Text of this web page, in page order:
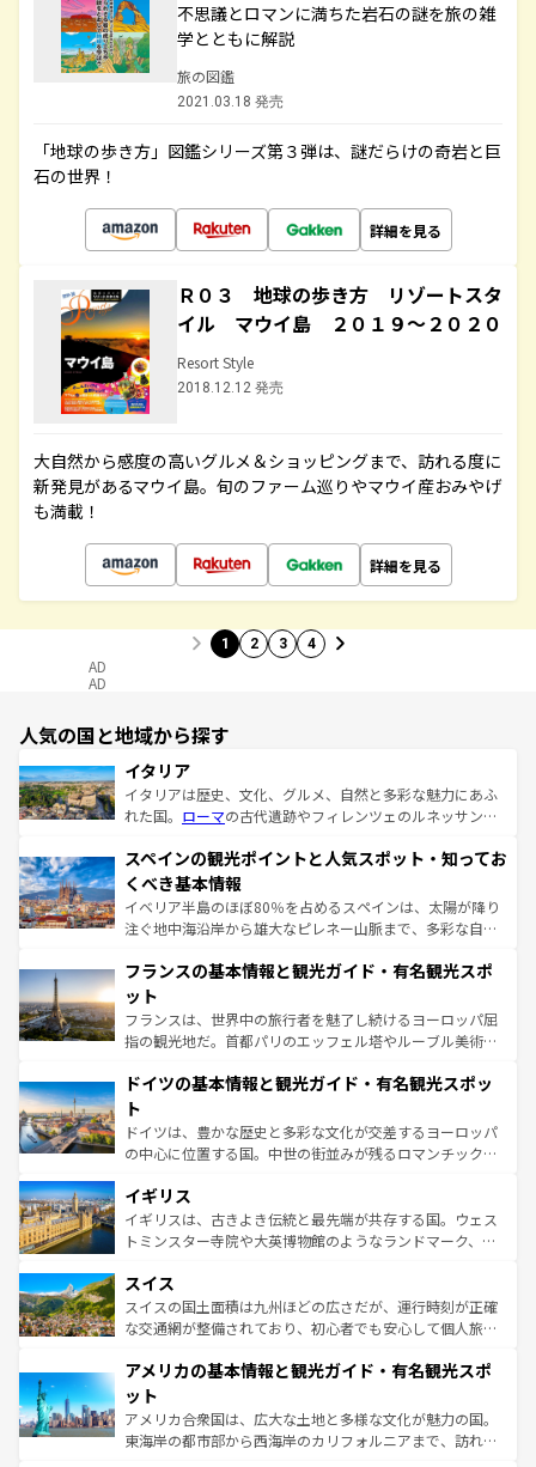
不思議とロマンに満ちた岩石の謎を旅の雑
学とともに解説
旅の図鑑
2021.03.18 発売
「地球の歩き方」図鑑シリーズ第３弾は、謎だらけの奇岩と巨
石の世界！
詳細を見る
Ｒ０３ 地球の歩き方 リゾートスタ
イル マウイ島 ２０１９～２０２０
Resort Style
2018.12.12 発売
大自然から感度の高いグルメ＆ショッピングまで、訪れる度に
新発見があるマウイ島。旬のファーム巡りやマウイ産おみやげ
も満載！
詳細を見る
1 2 3 4
AD
AD
人気の国と地域から探す
イタリア
イタリアは歴史、文化、グルメ、自然と多彩な魅力にあふ
れた国。 ローマの古代遺跡やフィレンツェのルネッサンス
ろん、トスカーナの美しい田園風景やアマルフィ海岸の絶
景など、自然景観も見逃せない。観光の合間には、本場の
ピザやパスタなど、絶品のイタリア料理を堪能することも
できる。朝目覚めてから夜眠るまで、すべての瞬間を楽し
なお、新着のイタリア情報はコンテンツ一覧を参照してほ
しい。
スペインの観光ポイントと人気スポット・知ってお
くべき基本情報
イベリア半島のほぼ80％を占めるスペインは、太陽が降り
注ぐ地中海沿岸から雄大なピレネー山脈まで、多彩な自然
文化が根付くこの国では、情熱的なフラメンコ、熱気あふ
れる闘牛、そして美味しいタパスが生活の一部となってい
る。首都マドリードの洗練された雰囲気や、バルセロナの
アートに溢れた街角から、地方では古代ローマ遺跡や中世
せる。地方によって風土や気候が異なるスペインはその個
ンテンツ一覧 を参照してほしい。
フランスの基本情報と観光ガイド・有名観光スポ
ット
フランスは、世界中の旅行者を魅了し続けるヨーロッパ屈
指の観光地だ。首都パリのエッフェル塔やルーブル美術館
で、幅広い魅力が詰まっている。華麗な宮殿、歴史的な大
聖堂、美しいビーチ、そして豊かな自然が、訪れる者を心
から魅了する。また、フランスは美食の国としても知ら
れ、フランス料理はユネスコ無形文化遺産にも登録されて
香り高いラベンダー畑など、多彩な楽しみ方が可能だ。さ
らに、パリ以外の地域にも魅力が溢れており、どの街角に
も豊かな歴史と文化が息づいている。パリ以外の個性あふ
を参照してほしい。
ドイツの基本情報と観光ガイド・有名観光スポッ
ト
ドイツは、豊かな歴史と多彩な文化が交差するヨーロッパ
の中心に位置する国。中世の街並みが残るロマンチック街
顔を持つこの国は、どこを歩いても飽きることがない。ベ
ルリンの文化的活気、バイエルン州のアルプスの絶景、そ
してライン川沿いのワイン畑といった風景は必見。ビール
は、お酒好きな人にはぜひ体験してほしい。 なお、新着の
ドイツ情報はコンテンツ一覧を参照してほしい。
イギリス
イギリスは、古きよき伝統と最先端が共存する国。ウェス
トミンスター寺院や大英博物館のようなランドマーク、歴
リアごとに異なる魅力がある。また、優雅なアフタヌーン
ティー、ビール好きにはたまらない英国パブ、サッカー観
戦など、本場だからこそできる体験も豊富。イギリスを旅
ンツ一覧を参照してほしい。
スイス
スイスの国土面積は九州ほどの広さだが、運行時刻が正確
な交通網が整備されており、初心者でも安心して個人旅行
の建物がそのまま残る町や、スイスならではのユニークな
博物館もあり、アルプス観光だけでなく町歩きも満喫する
ことができる。国民の所得が高いため物価も高いが、旅行
者向けの交通パス提供のサービスもあり、うまく活用すれ
アメリカの基本情報と観光ガイド・有名観光スポ
ット
アメリカ合衆国は、広大な土地と多様な文化が魅力の国。
東海岸の都市部から西海岸のカリフォルニアまで、訪れる